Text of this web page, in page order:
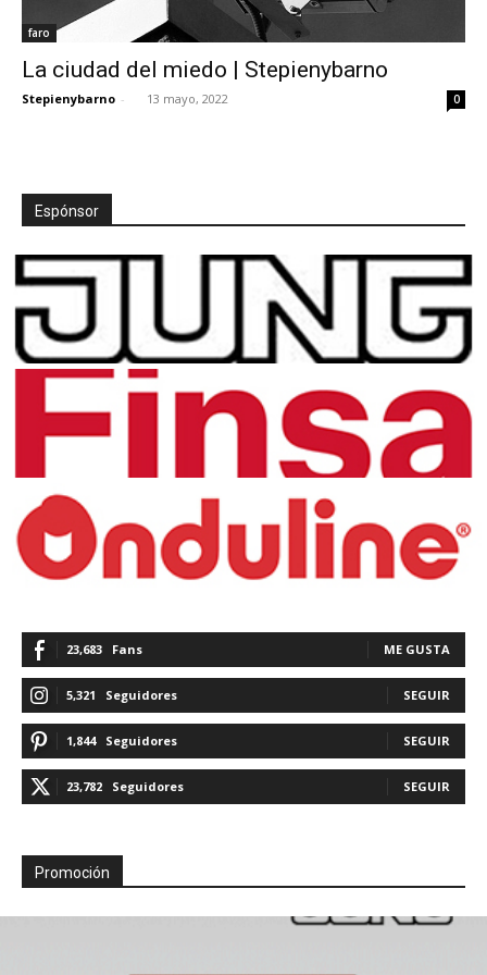
faro
La ciudad del miedo | Stepienybarno
Stepienybarno - 13 mayo, 2022 0
Espónsor
23,683 Fans ME GUSTA
5,321 Seguidores SEGUIR
1,844 Seguidores SEGUIR
23,782 Seguidores SEGUIR
Promoción